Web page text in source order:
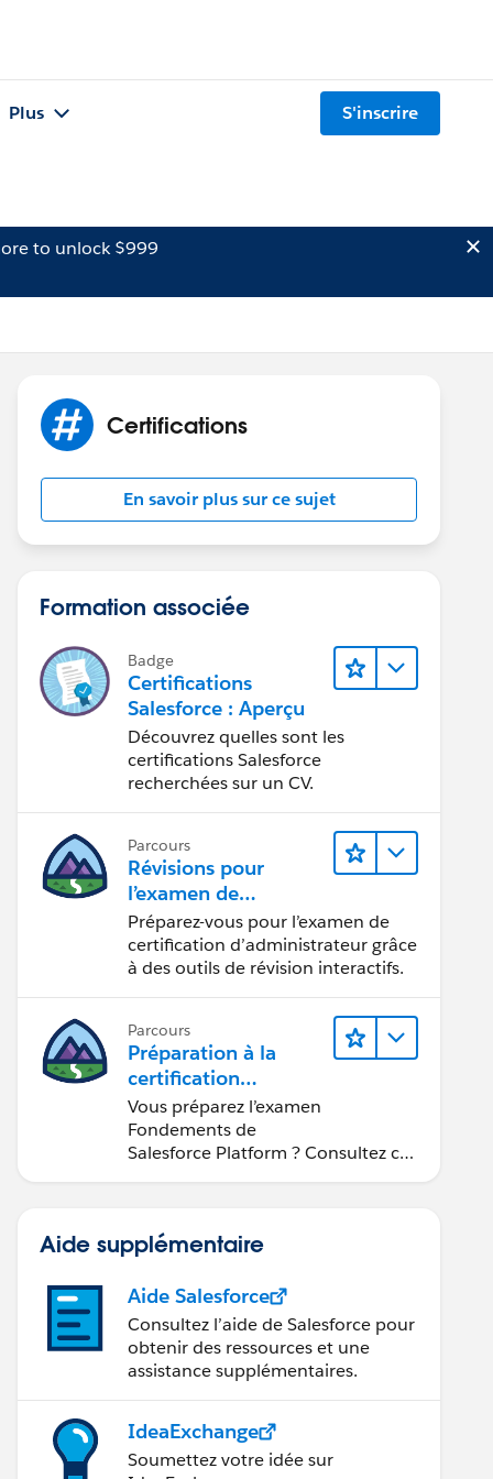
Plus S'inscrire
to unlock $999
Certifications
En savoir plus sur ce sujet
Formation associée
Badge
Certifications
Salesforce : Aperçu
Découvrez quelles sont les
certifications Salesforce
recherchées sur un CV.
Parcours
Révisions pour
l’examen de
certification
d’administrateur
Préparez-vous pour l’examen de
certification d’administrateur grâce
à des outils de révision interactifs.
Parcours
Préparation à la
certification
Fondements de
Salesforce Platform
Vous préparez l’examen
Fondements de
Salesforce Platform ? Consultez ce
Aide supplémentaire
Aide Salesforce
Consultez l’aide de Salesforce pour
obtenir des ressources et une
assistance supplémentaires.
IdeaExchange
Soumettez votre idée sur